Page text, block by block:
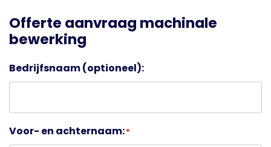
Offerte aanvraag machinale
bewerking
Bedrijfsnaam (optioneel):
Voor- en achternaam:*